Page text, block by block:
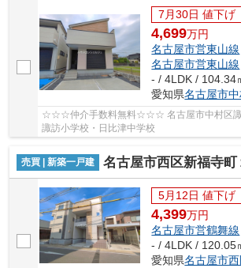
7月30日 値下げ
4,699万円
名古屋市営東山線
名古屋市営東山線
- / 4LDK / 104.34
愛知県名古屋市
☆☆☆仲介手数料無料☆☆☆ 名古屋市中村区諏
諏訪小学校・日比津中学校
売買 | 新築一戸建 名古屋市西区新福寺町１丁目20-3【仲介手数
5月12日 値下げ
4,399万円
名古屋市営鶴舞線
- / 4LDK / 120.05
愛知県名古屋市